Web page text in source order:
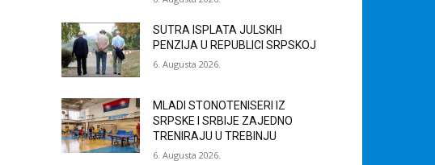
SUTRA ISPLATA JULSKIH
PENZIJA U REPUBLICI SRPSKOJ
6. Augusta 2026.
MLADI STONOTENISERI IZ
SRPSKE I SRBIJE ZAJEDNO
TRENIRAJU U TREBINJU
6. Augusta 2026.